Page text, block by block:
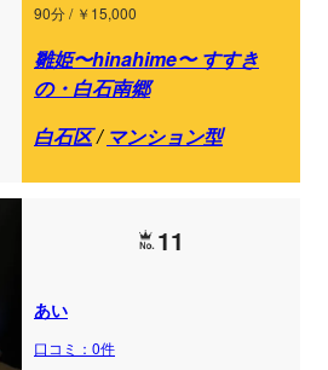
90分 / ￥15,000
雛姫〜hinahime〜 すすき
の・白石南郷
白石区/ マンション型
11
あい
口コミ：0件